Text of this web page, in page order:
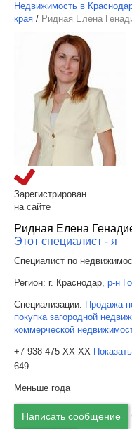
Недвижимость в
края / Ридная Елена
Зарегистрирован
на сайте
Ридная Елена
Этот специалист - я
Специалист по
Регион: г. Краснодар, р-н
Специализации: Продажа-
покупка загородной
коммерческой
+7 938 475 XX XX
649
Меньше года
Написать сообщение